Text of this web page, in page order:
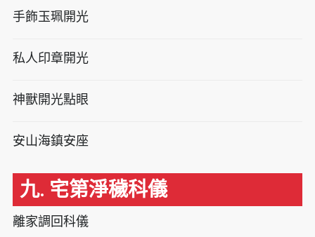
手飾玉珮開光
私人印章開光
神獸開光點眼
安山海鎮安座
九. 宅第淨穢科儀
離家調回科儀